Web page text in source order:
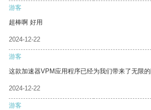
游客
超棒啊 好用
2024-12-22
游客
这款加速器VPM应用程序已经为我们带来了无限的
2024-12-22
游客